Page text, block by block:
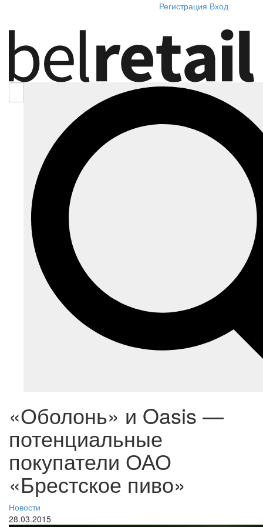
Регистрация Вход
«Оболонь» и Oasis —
потенциальные
покупатели ОАО
«Брестское пиво»
Новости
28.03.2015